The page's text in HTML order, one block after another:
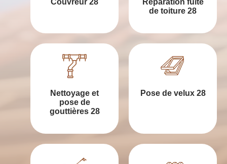
Couvreur 28
Réparation fuite
de toiture 28
Nettoyage et
pose de
gouttières 28
Pose de velux 28